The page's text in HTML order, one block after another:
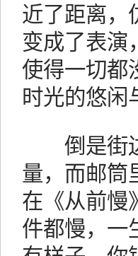
近了距离，
变成了表演
使得一切都
时光的悠闲
倒是街边
量，而邮筒
在《从前慢
件都慢，一